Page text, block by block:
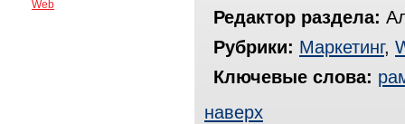
Web
Редактор раздела:
Рубрики: Маркетинг,
Ключевые слова:
наверх